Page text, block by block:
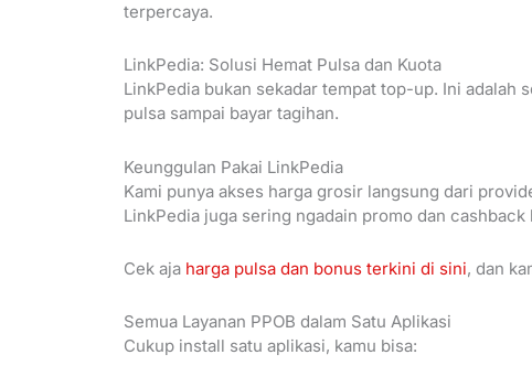
terpercaya.
LinkPedia: Solusi Hemat Pulsa dan Kuota
LinkPedia bukan sekadar tempat top-up. Ini adalah
pulsa sampai bayar tagihan.
Keunggulan Pakai LinkPedia
Kami punya akses harga grosir langsung dari
LinkPedia juga sering ngadain promo dan cashback
Cek aja harga pulsa dan bonus terkini di sini, dan
Semua Layanan PPOB dalam Satu Aplikasi
Cukup install satu aplikasi, kamu bisa: